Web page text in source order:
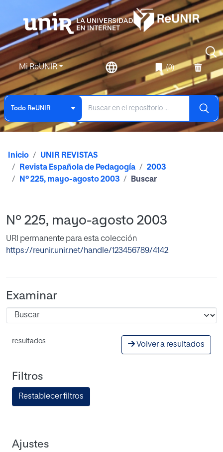
Mi ReUNIR (0)
Todo ReUNIR
Inicio
UNIR REVISTAS
Revista Española de Pedagogía
2003
Nº 225, mayo-agosto 2003
Buscar
Nº 225, mayo-agosto 2003
URI permanente para esta colección
https://reunir.unir.net/handle/123456789/4142
Examinar
resultados Volver a resultados
Filtros
Restablecer filtros
Ajustes